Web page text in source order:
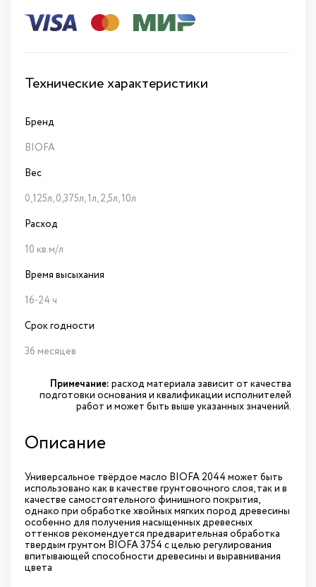
Технические характеристики
Бренд
BIOFA
Вес
0,125л, 0,375л, 1л, 2,5л, 10л
Расход
10 кв.м/л
Время высыхания
16-24 ч
Срок годности
36 месяцев
Примечание: расход материала зависит от качества
подготовки основания и квалификации исполнителей
работ и может быть выше указанных значений.
Описание
Универсальное твёрдое масло BIOFA 2044 может быть
использовано как в качестве грунтовочного слоя, так и в
качестве самостоятельного финишного покрытия,
однако при обработке хвойных мягких пород древесины
особенно для получения насыщенных древесных
оттенков рекомендуется предварительная обработка
твердым грунтом BIOFA 3754 с целью регулирования
впитывающей способности древесины и выравнивания
цвета